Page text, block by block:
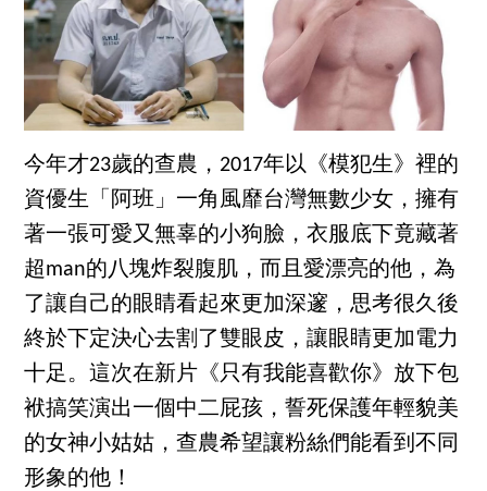
今年才23歲的查農，2017年以《模犯生》裡的
資優生「阿班」一角風靡台灣無數少女，擁有
著一張可愛又無辜的小狗臉，衣服底下竟藏著
超man的八塊炸裂腹肌，而且愛漂亮的他，為
了讓自己的眼睛看起來更加深邃，思考很久後
終於下定決心去割了雙眼皮，讓眼睛更加電力
十足。這次在新片《只有我能喜歡你》放下包
袱搞笑演出一個中二屁孩，誓死保護年輕貌美
的女神小姑姑，查農希望讓粉絲們能看到不同
形象的他！